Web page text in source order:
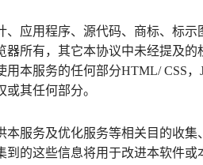
、应用程序、源代码、商标、标
器所有，其它本协议中未经提及
本服务的任何部分HTML/ CSS
其任何部分。
本服务及优化服务等相关目的收
的这些信息将用于改进本软件或